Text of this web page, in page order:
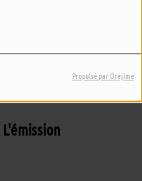
Propulsé par Orejime
2016 : Parkings à